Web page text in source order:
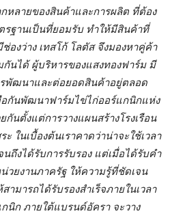
หลายของสินค้าและการผลิต ที่ต้อง
รฐานเป็นที่ยอมรับ ทำให้มีสินค้าที่
องว่าง เทสโก้ โลตัส จึงมองหาคู่ค้า
ได้ ผู้บริหารของแสงทองฟาร์ม มี
พัฒนาและต่อยอดสินค้าอยู่ตลอด
อกันพัฒนาฟาร์มไข่ไก่ออร์แกนิกแห่ง
นตั้งแต่การวางแผนสร้างโรงเรือน
ในเบื้องต้นเราคาดว่าน่าจะใช้เวลา
ถึงได้รับการรับรอง แต่เมื่อได้รับคำ
วยงานภาครัฐ ให้ความรู้ที่ชัดเจน
มารถได้รับรองสำเร็จภายในเวลา
นิก ภายใต้แบรนด์อัครา จะวาง